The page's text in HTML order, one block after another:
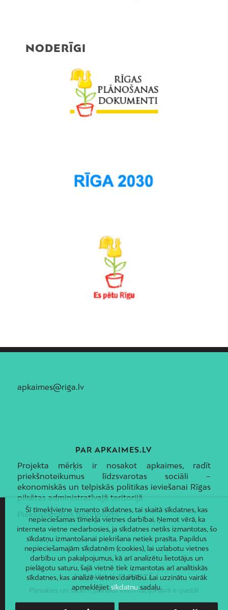
NODERĪGI
apkaimes@riga.lv
PAR APKAIMES.LV
Projekta mērķis ir nosakot apkaimes, radīt
priekšnoteikumus līdzsvarotas sociāli –
ekonomiskās un telpiskās politikas ieviešanai Rīgas
pilsētas administratīvajā teritorijā.
Piekļūstamības paziņojums
JAUNUMI E-PASTĀ
Piesakies un saņem jaunāko informāciju savā e-pastā!
Šī tīmekļvietne izmanto sīkdatnes, tai skaitā sīkdatnes, kas
nepieciešamas tīmekļa vietnes darbībai. Ņemot vērā, ka
interneta vietne nedarbosies, ja sīkdatnes netiks izmantotas, šo
sīkdatņu izmantošanai piekrišana netiek prasīta. Papildus
nepieciešamajām sīkdatnēm (cookies), lai uzlabotu vietnes
darbību un pakalpojumus, kā arī analizētu lietotājus un
pielāgotu saturu, šajā vietnē tiek izmantotas arī analītiskās
sīkdatnes, kas analizē vietnes darbību. Lai uzzinātu vairāk
apmeklējietsīkdatņusadaļu.